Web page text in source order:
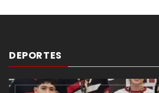
DEPORTES